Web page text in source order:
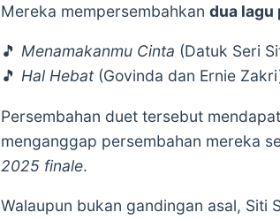
Mereka mempersembahkan dua lagu
🎵 Menamakanmu Cinta (Datuk Seri
🎵 Hal Hebat(Govinda dan Ernie
Persembahan duet tersebut mendapat
menganggap persembahan mereka
2025 finale.
Walaupun bukan gandingan asal, Siti